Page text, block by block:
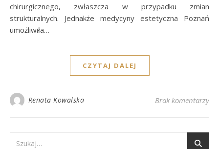
chirurgicznego, zwłaszcza w przypadku zmian
strukturalnych. Jednakże medycyny estetyczna Poznań
umożliwiła…
CZYTAJ DALEJ
Renata Kowalska Brak komentarzy